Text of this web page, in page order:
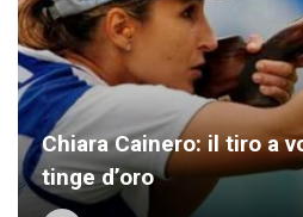
Chiara Cainero: il tiro a
tinge d’oro